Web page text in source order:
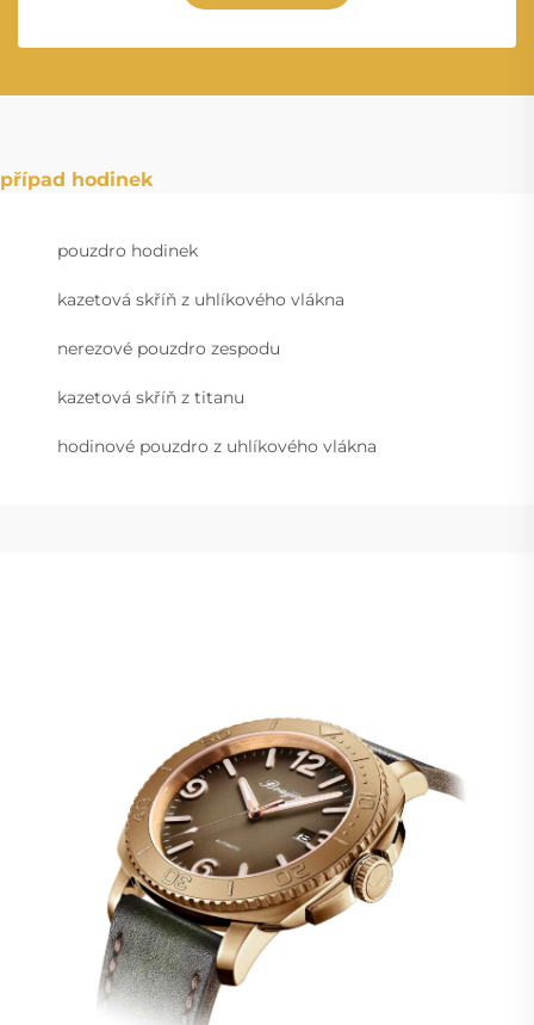
případ hodinek
pouzdro hodinek
kazetová skříň z uhlíkového vlákna
nerezové pouzdro zespodu
kazetová skříň z titanu
hodinové pouzdro z uhlíkového vlákna